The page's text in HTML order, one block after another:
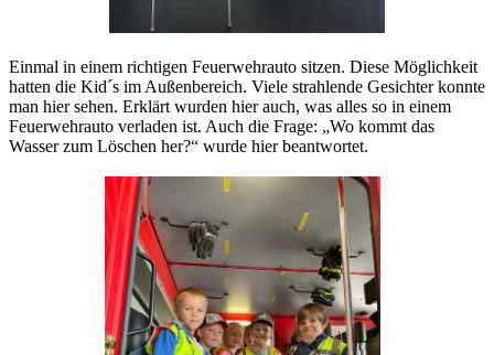
Einmal in einem richtigen Feuerwehrauto sitzen. Diese Möglichkeit
hatten die Kid´s im Außenbereich. Viele strahlende Gesichter konnte
man hier sehen. Erklärt wurden hier auch, was alles so in einem
Feuerwehrauto verladen ist. Auch die Frage: „Wo kommt das
Wasser zum Löschen her?“ wurde hier beantwortet.